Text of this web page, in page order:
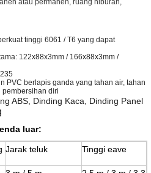
atau permanen, ruang hiburan,
tinggi 6061 / T6 yang dapat
122x88x3mm / 166x88x3mm /
PVC berlapis ganda yang tahan air, tahan
pembersihan diri
ABS, Dinding Kaca, Dinding Panel
luar:
Jarak teluk Tinggi eave